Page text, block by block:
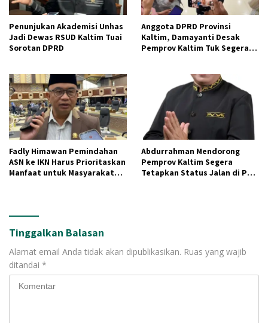
Penunjukan Akademisi Unhas
Jadi Dewas RSUD Kaltim Tuai
Sorotan DPRD
Anggota DPRD Provinsi
Kaltim, Damayanti Desak
Pemprov Kaltim Tuk Segera
Fadly Himawan Pemindahan
ASN ke IKN Harus Prioritaskan
Manfaat untuk Masyarakat
Abdurrahman Mendorong
Pemprov Kaltim Segera
Tetapkan Status Jalan di PPU
Tinggalkan Balasan
Alamat email Anda tidak akan dipublikasikan. Ruas yang wajib
ditandai *